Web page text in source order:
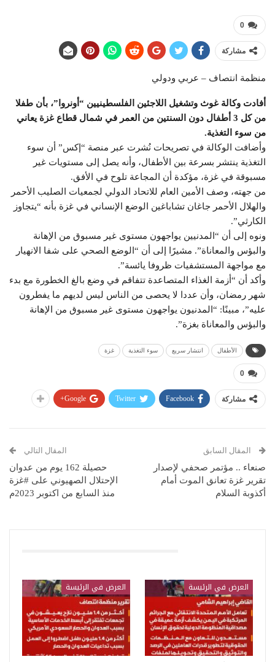
0
مشاركة
منظمة انتصاف – عربي ودولي
أفادت وكالة غوث وتشغيل اللاجئين الفلسطينيين “أونروا”، بأن طفلا
من كل 3 أطفال دون السنتين من العمر في شمال قطاع غزة يعاني
من سوء التغذية.
وأضافت الوكالة في تصريحات نُشرت عبر منصة “إكس” أن سوء
التغذية ينتشر بسرعة بين الأطفال، وأنه يصل إلى مستويات غير
مسبوقة في غزة، مؤكدة أن المجاعة تلوح في الأفق.
من جهته، وصف الأمين العام للاتحاد الدولي لجمعيات الصليب الأحمر
والهلال الأحمر جاغان تشاباغين الوضع الإنساني في غزة بأنه “يتجاوز
الكارثي”.
ونوه إلى أن “المدنيين يواجهون مستوى غير مسبوق من الإهانة
والبؤس والمعاناة”. مشيرًا إلى أن “الوضع الصحي على شفا الانهيار
مع مواجهة المستشفيات ظروفا يائسة”.
وأكد أن “أزمة الغذاء المتصاعدة تتفاقم في وضع بالغ الخطورة مع بدء
شهر رمضان، وأن عددا لا يحصى من الناس ليس لديهم ما يفطرون
عليه”، مبينًا: “المدنيون يواجهون مستوى غير مسبوق من الإهانة
والبؤس والمعاناة بغزة”.
الأطفال انتشار سريع سوء التغذية غزة
0
مشاركة Facebook
Twitter
Google+
المقال السابق
صنعاء .. مؤتمر صحفي لإصدار
تقرير غزة تعانق الموت أمام
أكذوبة السلام
المقال التالي
حصيلة 162 يوم من عدوان
الإحتلال الصهيوني على #غزة
منذ السابع من اكتوبر 2023م
العرض في الرئيسة العرض في الرئيسة